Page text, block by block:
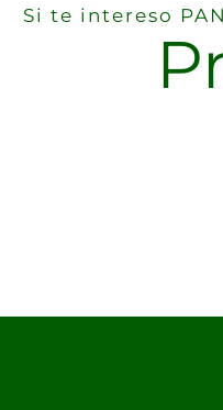
Si te intereso